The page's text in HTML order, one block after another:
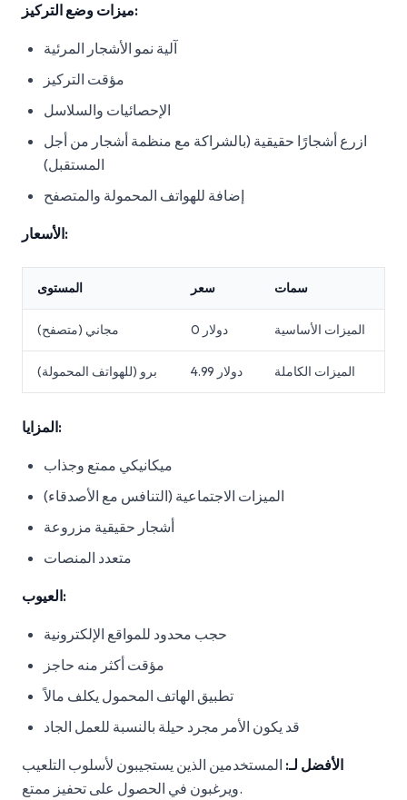
ميزات وضع التركيز:
آلية نمو الأشجار المرئية
مؤقت التركيز
الإحصائيات والسلاسل
ازرع أشجارًا حقيقية (بالشراكة مع منظمة أشجار من أجل
المستقبل)
إضافة للهواتف المحمولة والمتصفح
الأسعار:
المستوى سعر سمات
مجاني (متصفح) 0 دولار الميزات الأساسية
برو (للهواتف المحمولة) 4.99 دولار الميزات الكاملة
المزايا:
ميكانيكي ممتع وجذاب
الميزات الاجتماعية (التنافس مع الأصدقاء)
أشجار حقيقية مزروعة
متعدد المنصات
العيوب:
حجب محدود للمواقع الإلكترونية
مؤقت أكثر منه حاجز
تطبيق الهاتف المحمول يكلف مالاً
قد يكون الأمر مجرد حيلة بالنسبة للعمل الجاد
الأفضل لـ: المستخدمين الذين يستجيبون لأسلوب التلعيب
ويرغبون في الحصول على تحفيز ممتع.